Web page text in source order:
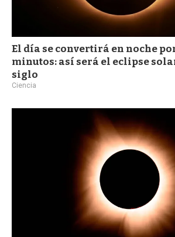
El día se convertirá en noche
minutos: así será el eclipse
siglo
Ciencia